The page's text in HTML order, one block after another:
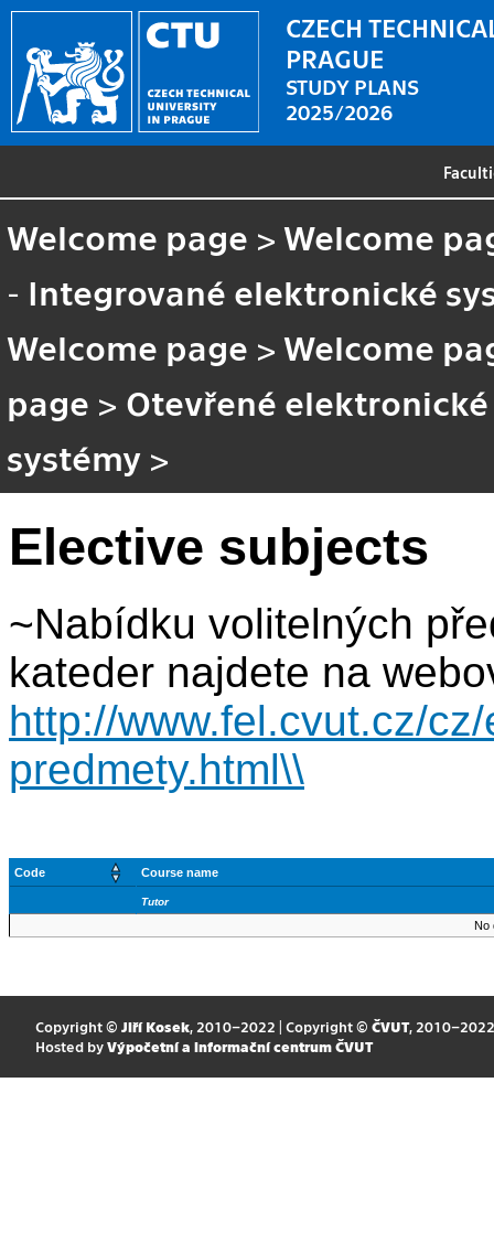
CZECH
PRAGUE
STUDY PLANS
2025/2026
Welcome page >Welcome
- Integrované elektronické
Welcome page >Welcome
page > Otevřené
systémy >
Elective subjects
~Nabídku volitelných
kateder najdete na
http://www.fel.cvut.cz/
predmety.html\\
Code Course name
Tutor
No
Copyright © Jiří Kosek, 2010–2022 | Copyright © ČVUT, 2010–2022
Hosted by Výpočetní a informační centrum ČVUT